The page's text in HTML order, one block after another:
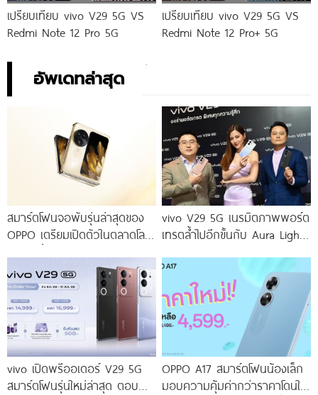
เปรียบเทียบ vivo V29 5G VS
Redmi Note 12 Pro 5G
เปรียบเทียบ vivo V29 5G VS
Redmi Note 12 Pro+ 5G
อัพเดทล่าสุด
สมาร์ตโฟนจอพับรุ่นล่าสุดของ
OPPO เตรียมเปิดตัวในตลาดโลก
vivo V29 5G เนรมิตภาพพอร์ต
เทรตล้ำไปอีกขั้นกับ Aura Light
โดดเด่นด้วยสุนทรียศาสตร์แห่ง
vivo เปิดพรีออเดอร์ V29 5G
สมาร์ตโฟนรุ่นใหม่ล่าสุด ตอบ
OPPO A17 สมาร์ตโฟนน้องเล็ก
มอบความคุ้มค่ากว่าราคาโดนใจ